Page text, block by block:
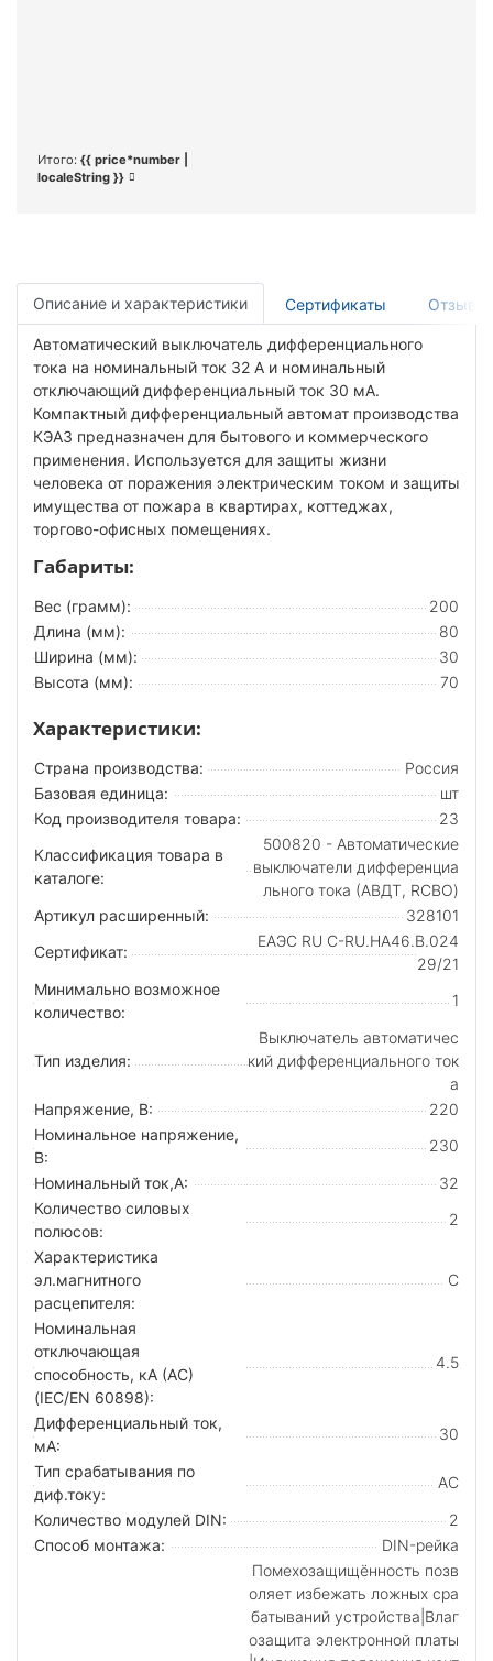
Итого: {{ price*number |
localeString }}
Описание и характеристики Сертификаты Отзывы
Автоматический выключатель дифференциального
тока на номинальный ток 32 А и номинальный
отключающий дифференциальный ток 30 мА.
Компактный дифференциальный автомат производства
КЭАЗ предназначен для бытового и коммерческого
применения. Используется для защиты жизни
человека от поражения электрическим током и защиты
имущества от пожара в квартирах, коттеджах,
торгово-офисных помещениях.
Габариты:
Вес (грамм):
200
Длина (мм):
80
Ширина (мм):
30
Высота (мм):
70
Характеристики:
Страна производства:
Россия
Базовая единица:
шт
Код производителя товара:
23
Классификация товара в
каталоге:
500820 - Автоматические
выключатели дифференциа
льного тока (АВДТ, RCBO)
Артикул расширенный:
328101
Сертификат:
ЕАЭС RU С-RU.НА46.В.024
29/21
Минимально возможное
количество:
1
Тип изделия:
Выключатель автоматичес
кий дифференциального ток
а
Напряжение, В:
220
Номинальное напряжение,
В:
230
Номинальный ток,А:
32
Количество силовых
полюсов:
2
Характеристика
эл.магнитного
расцепителя:
C
Номинальная
отключающая
способность, кA (AC)
(IEC/EN 60898):
4.5
Дифференциальный ток,
мА:
30
Тип срабатывания по
диф.току:
AC
Количество модулей DIN:
2
Способ монтажа:
DIN-рейка
Помехозащищённость позв
оляет избежать ложных сра
батываний устройства|Влаг
озащита электронной платы